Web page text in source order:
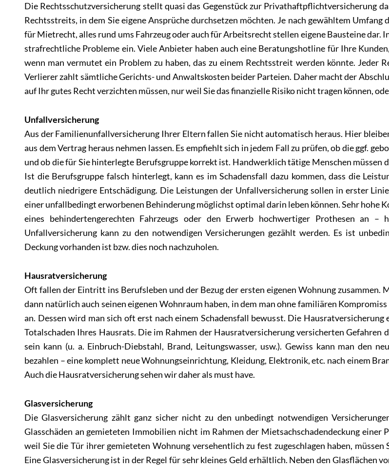
Die Rechtsschutzversicherung stellt quasi das Gegenstück zur Privathaftpflichtversicherung
Rechtsstreits, in dem Sie eigene Ansprüche durchsetzen möchten. Je nach gewähltem
für Mietrecht, alles rund ums Fahrzeug oder auch für Arbeitsrecht stellen eigene Bausteine
strafrechtliche Probleme ein. Viele Anbieter haben auch eine Beratungshotline für Ihre
wenn man vermutet ein Problem zu haben, das zu einem Rechtsstreit werden könnte. Jeder
Verlierer zahlt sämtliche Gerichts- und Anwaltskosten beider Parteien. Daher macht der
auf Ihr gutes Recht verzichten müssen, nur weil Sie das finanzielle Risiko nicht tragen können,
Unfallversicherung
Aus der Familienunfallversicherung Ihrer Eltern fallen Sie nicht automatisch heraus. Hier
aus dem Vertrag heraus nehmen lassen. Es empfiehlt sich in jedem Fall zu prüfen, ob die ggf.
und ob die für Sie hinterlegte Berufsgruppe korrekt ist. Handwerklich tätige Menschen müssen
Ist die Berufsgruppe falsch hinterlegt, kann es im Schadensfall dazu kommen, dass die
deutlich niedrigere Entschädigung. Die Leistungen der Unfallversicherung sollen in erster
einer unfallbedingt erworbenen Behinderung möglichst optimal darin leben können. Sehr hohe
eines behindertengerechten Fahrzeugs oder den Erwerb hochwertiger Prothesen an
Unfallversicherung kann zu den notwendigen Versicherungen gezählt werden. Es ist
Deckung vorhanden ist bzw. dies noch nachzuholen.
Hausratversicherung
Oft fallen der Eintritt ins Berufsleben und der Bezug der ersten eigenen Wohnung zusammen.
dann natürlich auch seinen eigenen Wohnraum haben, in dem man ohne familiären
an. Dessen wird man sich oft erst nach einem Schadensfall bewusst. Die
Totalschaden Ihres Hausrats. Die im Rahmen der Hausratversicherung versicherten Gefahren
sein kann (u. a. Einbruch-Diebstahl, Brand, Leitungswasser, usw.). Gewiss kann man den
bezahlen – eine komplett neue Wohnungseinrichtung, Kleidung, Elektronik, etc. nach einem
Auch die Hausratversicherung sehen wir daher als must have.
Glasversicherung
Die Glasversicherung zählt ganz sicher nicht zu den unbedingt notwendigen
Glasschäden an gemieteten Immobilien nicht im Rahmen der Mietsachschadendeckung
weil Sie die Tür ihrer gemieteten Wohnung versehentlich zu fest zugeschlagen haben,
Eine Glasversicherung ist in der Regel für sehr kleines Geld erhältlich. Neben den Glasflächen